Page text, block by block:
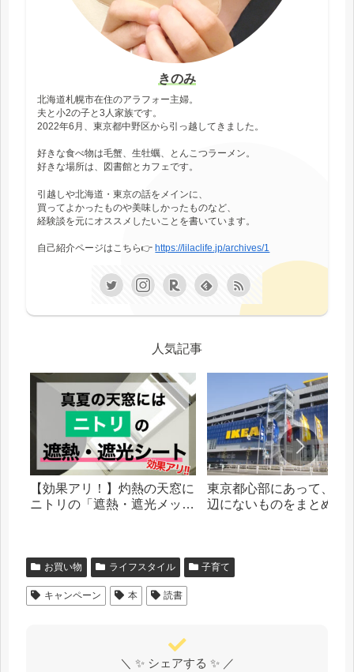
きのみ
北海道札幌市在住のアラフォー主婦。
夫と小2の子と3人家族です。
2022年6月、東京都中野区から引っ越してきました。
好きな食べ物は毛蟹、生牡蠣、とんこつラーメン。
好きな場所は、図書館とカフェです。
引越しや北海道・東京の話をメインに、
買ってよかったものや美味しかったものなど、
経験談を元にオススメしたいことを書いています。
自己紹介ページはこちら👉https://lilaclife.jp/archives/1
人気記事
【効果アリ！】灼熱の天窓に
ニトリの「遮熱・遮光メッシ
東京都心部にあって、札
辺にないものをまとめま
お買い物 ライフスタイル 子育て
キャンペーン 本 読書
＼ ✨ シェアする ✨ ／